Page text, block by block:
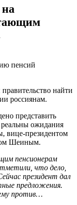
найти
россиянам.
представить
реальны ожидания
вице-президентом
Шеиным.
пенсионерам
что дело,
президент дал
предложения.
против…